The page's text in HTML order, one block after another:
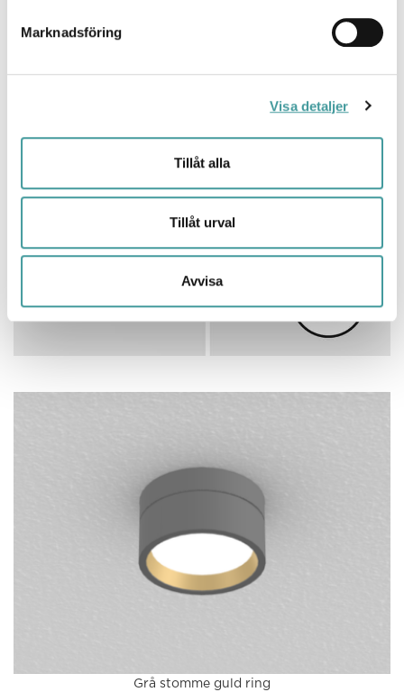
Marknadsföring
Visa detaljer
Tillåt alla
Tillåt urval
Avvisa
Grå stomme guld ring